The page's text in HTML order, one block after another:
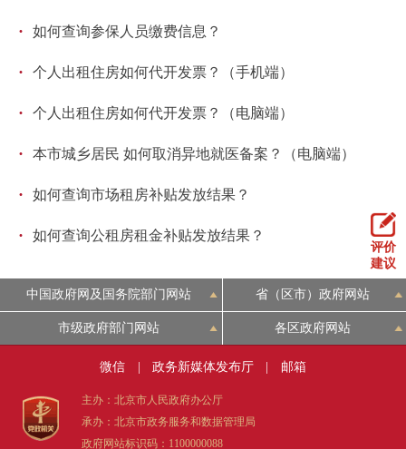
绿色北京 图说北京 视频北京
多语种
ENGLISH 한국어
DEUTSCH FRANÇAIS РУССКИЙ ЯЗЫК
ESPAÑOL العربية PORTUGUÊS
ITALIANO
· 如何查询参保人员缴费信息？
· 个人出租住房如何代开发票？（手机端）
· 个人出租住房如何代开发票？（电脑端）
· 本市城乡居民 如何取消异地就医备案？（电脑端）
· 如何查询市场租房补贴发放结果？
· 如何查询公租房租金补贴发放结果？
评价
建议
中国政府网及国务院部门网站 省（区市）政府网站
市级政府部门网站 各区政府网站
微信 政务新媒体发布厅 邮箱
主办：北京市人民政府办公厅
承办：北京市政务服务和数据管理局
政府网站标识码：1100000088